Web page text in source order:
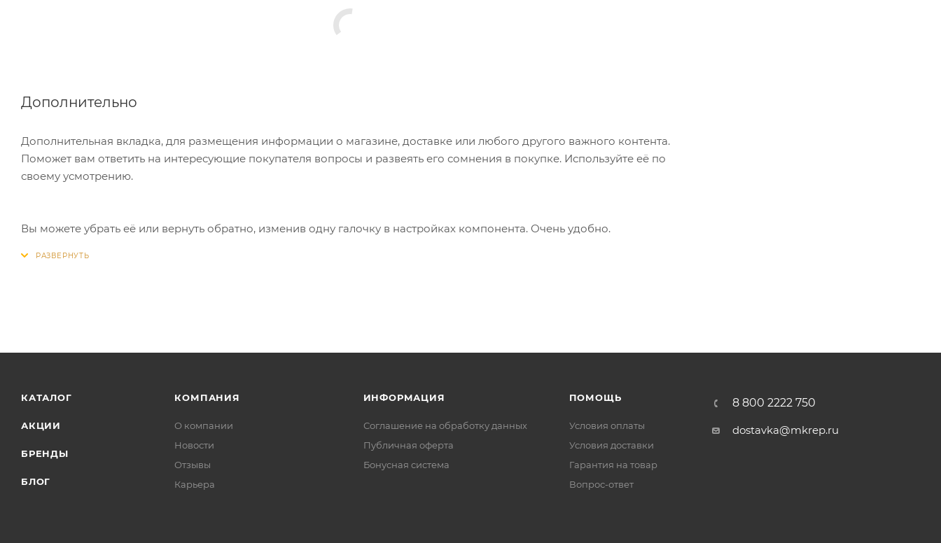
Дополнительно
Дополнительная вкладка, для размещения информации о магазине, доставке или любого другого важного контента.
Поможет вам ответить на интересующие покупателя вопросы и развеять его сомнения в покупке. Используйте её по
своему усмотрению.
Вы можете убрать её или вернуть обратно, изменив одну галочку в настройках компонента. Очень удобно.
КАТАЛОГ
АКЦИИ
БРЕНДЫ
БЛОГ
КОМПАНИЯ
О компании
Новости
Отзывы
Карьера
ИНФОРМАЦИЯ
Соглашение на обработку данных
Публичная оферта
Бонусная система
ПОМОЩЬ
Условия оплаты
Условия доставки
Гарантия на товар
Вопрос-ответ
8 800 2222 750
dostavka@mkrep.ru